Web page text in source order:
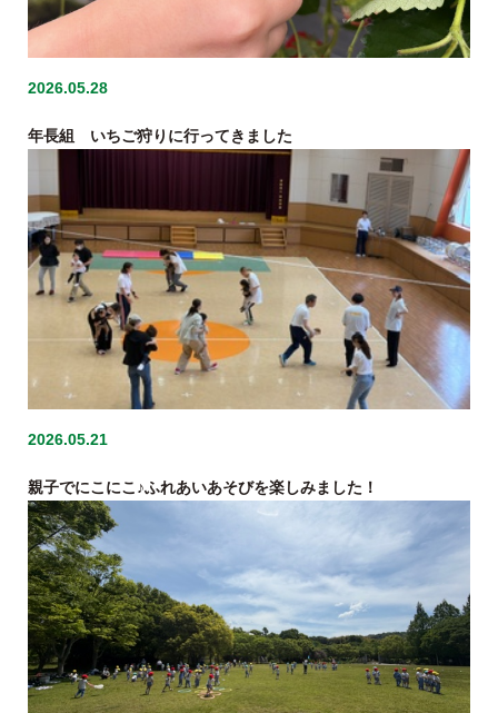
2026.05.28
年長組 いちご狩りに行ってきました
2026.05.21
親子でにこにこ♪ふれあいあそびを楽しみました！